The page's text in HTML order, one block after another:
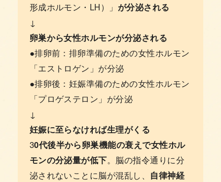
形成ホルモン・LH）」 が分泌される
↓
卵巣から女性ホルモンが分泌される
●排卵前：排卵準備のための女性ホルモン
「エストロゲン」が分泌
●排卵後：妊娠準備のための女性ホルモン
「プロゲステロン」が分泌
↓
妊娠に至らなければ生理がくる
30代後半から卵巣機能の衰えで女性ホル
モンの分泌量が低下。脳の指令通りに分
泌されないことに脳が混乱し、 自律神経